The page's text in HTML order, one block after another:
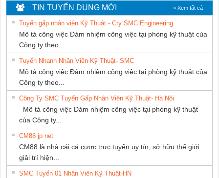
CÁP ĐIỆN
THƯỢNG ĐÌNH
Nam Quốc Thịnh
DỊCH VỤ KỸ
THUẬT ĐIỆN CƠ
GIA HƯNG
PHÁT
TIN TUYỂN DỤNG MỚI » Xem tất cả
Tuyển gấp nhân viên Kỹ Thuật - Cty SMC Engineering
Mô tả công việc Đảm nhiệm công việc tại phòng kỹ thuật của
Công ty theo...
Tuyển Nhanh Nhân Viên Kỹ Thuật- SMC
Mô tả công việc Đảm nhiệm công việc tại phòng kỹ thuật của
Công ty theo...
Công Ty SMC Tuyển Gấp Nhân Viên Kỹ Thuật- Hà Nội
Mô tả công việc Đảm nhiệm công việc tại phòng kỹ thuật
của Công ty...
CM88 jp net
CM88 là nhà cái cá cược trực tuyến uy tín, sở hữu thế giới
giải trí hiện...
SMC Tuyển 01 Nhân Viên Kỹ Thuật-HN